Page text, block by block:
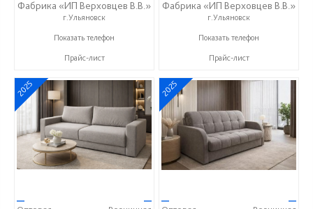
Фабрика «ИП Верховцев В.В.»
г.Ульяновск
8-987-637-27-82
Показать телефон
Прайс-лист
Фабрика «ИП Верховцев В.В.»
г.Ульяновск
8-987-637-27-82
Показать телефон
Прайс-лист
2025
— —
2025
— —